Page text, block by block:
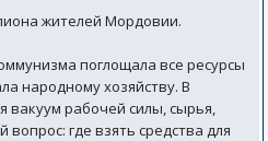
жителей Мордовии.
поглощала все ресурсы
народному хозяйству. В
вакуум рабочей силы, сырья,
где взять средства для